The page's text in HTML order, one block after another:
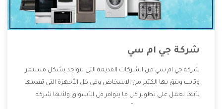
شركة جي ام سي
شركة جي ام سي من الشركات القديمة التى تتواجد بشكل مستمر
وثابت ويثق بها الكثير من الاشخاص وفى كل الأجهزة التى تقدمها
لأنها تعمل على تطوير كل ما يتوافر فى الأسواق ولأنها شركة